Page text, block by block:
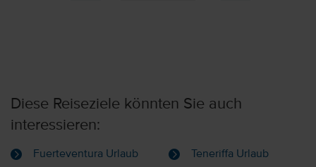
Diese Reiseziele könnten Sie auch
interessieren:
Fuerteventura Urlaub Teneriffa Urlaub